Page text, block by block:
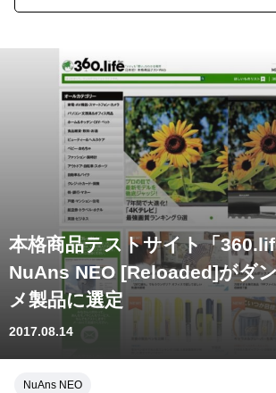
本格商品テストサイト「
NuAns NEO [Reloaded]がダ
メ製品に選定
2017.08.14
NuAns NEO